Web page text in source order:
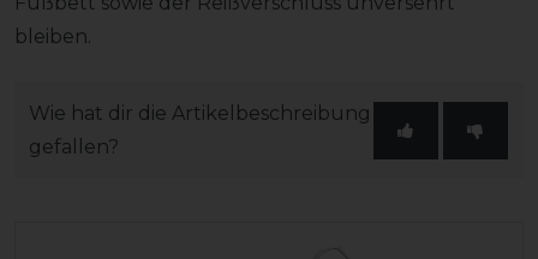
bleiben.
Wie hat dir die Artikelbeschreibung
gefallen?